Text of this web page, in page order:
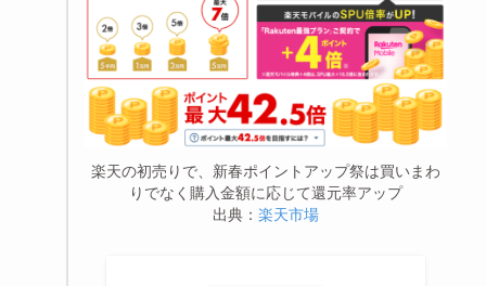
楽天の初売りで、新春ポイントアップ祭は買いまわ
りでなく購入金額に応じて還元率アップ
出典： 楽天市場